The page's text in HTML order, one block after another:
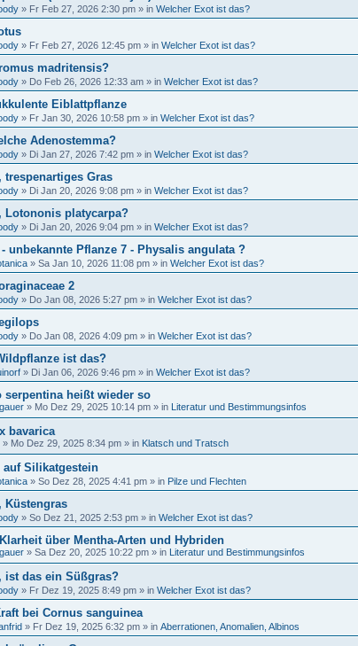
» Fr Feb 27, 2026 2:30 pm » in Welcher Exot ist das?
» Fr Feb 27, 2026 12:45 pm » in Welcher Exot ist das?
madritensis?
» Do Feb 26, 2026 12:33 am » in Welcher Exot ist das?
Eiblattpflanze
» Fr Jan 30, 2026 10:58 pm » in Welcher Exot ist das?
Adenostemma?
» Di Jan 27, 2026 7:42 pm » in Welcher Exot ist das?
trespenartiges Gras
» Di Jan 20, 2026 9:08 pm » in Welcher Exot ist das?
Lotononis platycarpa?
» Di Jan 20, 2026 9:04 pm » in Welcher Exot ist das?
unbekannte Pflanze 7 - Physalis angulata ?
» Sa Jan 10, 2026 11:08 pm » in Welcher Exot ist das?
2
» Do Jan 08, 2026 5:27 pm » in Welcher Exot ist das?
» Do Jan 08, 2026 4:09 pm » in Welcher Exot ist das?
ist das?
» Di Jan 06, 2026 9:46 pm » in Welcher Exot ist das?
serpentina heißt wieder so
» Mo Dez 29, 2025 10:14 pm » in Literatur und Bestimmungsinfos
bavarica
» Mo Dez 29, 2025 8:34 pm » in Klatsch und Tratsch
auf Silikatgestein
» So Dez 28, 2025 4:41 pm » in Pilze und Flechten
Küstengras
» So Dez 21, 2025 2:53 pm » in Welcher Exot ist das?
über Mentha-Arten und Hybriden
» Sa Dez 20, 2025 10:22 pm » in Literatur und Bestimmungsinfos
ist das ein Süßgras?
» Fr Dez 19, 2025 8:49 pm » in Welcher Exot ist das?
bei Cornus sanguinea
» Fr Dez 19, 2025 6:32 pm » in Aberrationen, Anomalien, Albinos